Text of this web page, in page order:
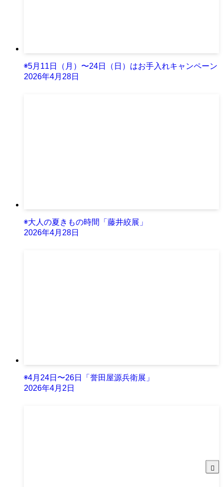
◉5月11日（月）〜24日（日）はお手入れキャンペーン
2026年4月28日
◉大人の夏きもの時間「藤井絞展」
2026年4月28日
◉4月24日〜26日「誉田屋源兵衛展」
2026年4月2日